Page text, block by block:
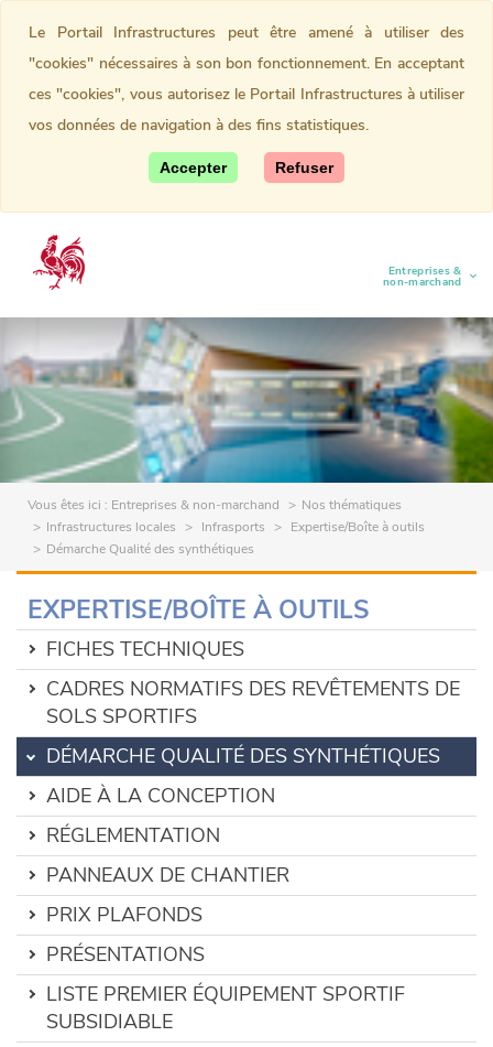
Entreprises &
non-marchand
(current)
Vous êtes ici : Entreprises & non-marchand
Nos thématiques
Infrastructures locales
Infrasports
Expertise/Boîte à outils
Démarche Qualité des synthétiques
EXPERTISE/BOÎTE À OUTILS
FICHES TECHNIQUES
CADRES NORMATIFS DES REVÊTEMENTS DE
SOLS SPORTIFS
DÉMARCHE QUALITÉ DES SYNTHÉTIQUES
AIDE À LA CONCEPTION
RÉGLEMENTATION
PANNEAUX DE CHANTIER
PRIX PLAFONDS
PRÉSENTATIONS
LISTE PREMIER ÉQUIPEMENT SPORTIF
SUBSIDIABLE
Le Portail Infrastructures peut être amené à utiliser des
"cookies" nécessaires à son bon fonctionnement. En acceptant
ces "cookies", vous autorisez le Portail Infrastructures à utiliser
vos données de navigation à des fins statistiques.
Accepter Refuser